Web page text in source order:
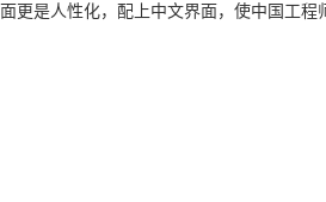
是人性化，配上中文界面，使中国工程